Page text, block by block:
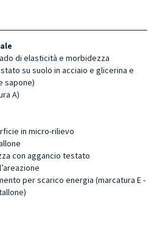
di elasticità e morbidezza
su suolo in acciaio e glicerina e
sapone)
A)
in micro-rilievo
con aggancio testato
per scarico energia (marcatura E -